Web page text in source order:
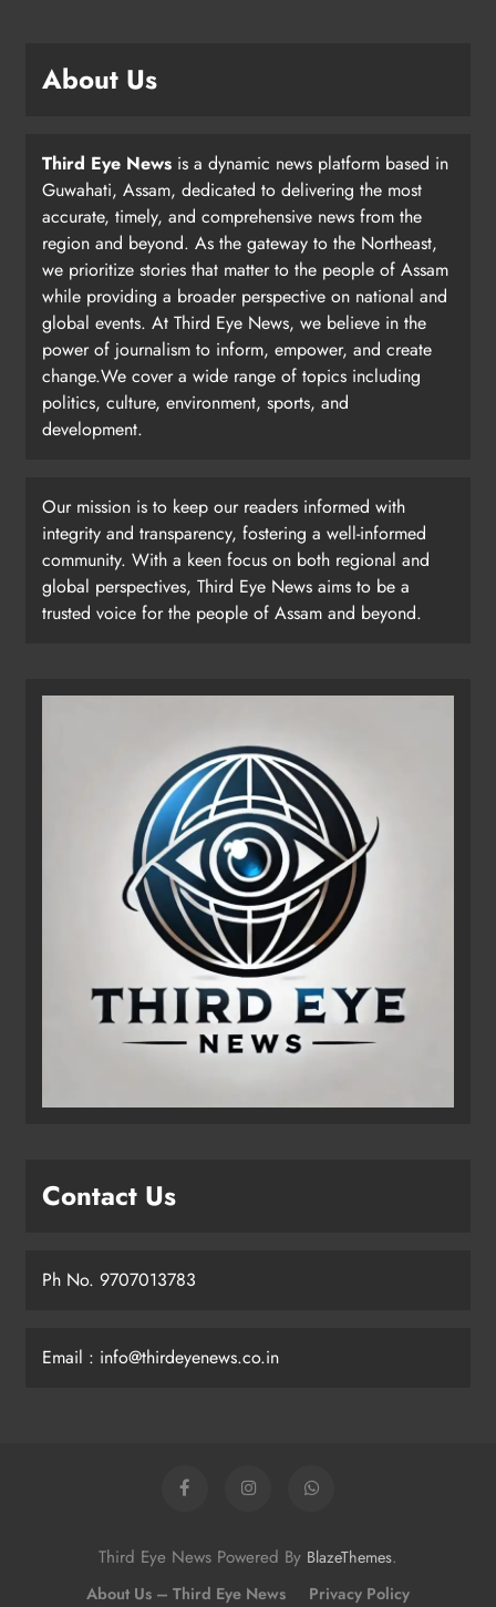
About Us
Third Eye News is a dynamic news platform based in
Guwahati, Assam, dedicated to delivering the most
accurate, timely, and comprehensive news from the
region and beyond. As the gateway to the Northeast,
we prioritize stories that matter to the people of Assam
while providing a broader perspective on national and
global events. At Third Eye News, we believe in the
power of journalism to inform, empower, and create
change.We cover a wide range of topics including
politics, culture, environment, sports, and
development.
Our mission is to keep our readers informed with
integrity and transparency, fostering a well-informed
community. With a keen focus on both regional and
global perspectives, Third Eye News aims to be a
trusted voice for the people of Assam and beyond.
Contact Us
Ph No. 9707013783
Email : info@thirdeyenews.co.in
Third Eye News Powered By BlazeThemes.
About Us – Third Eye News Privacy Policy